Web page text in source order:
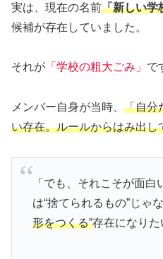
実は、現在の名前「新しい学
候補が存在していました。
それが 「学校の粗大ごみ」 で
メンバー自身が当時、 「自分
い存在。ルールからはみ出し
「でも、それこそが面白
は“捨てられるもの”じゃな
形をつくる”存在になりた